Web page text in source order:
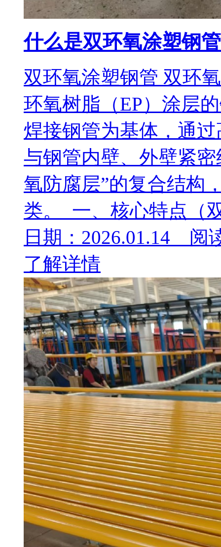
什么是双环氧涂塑钢管
双环氧涂塑钢管 双环
环氧树脂（EP）涂层
焊接钢管为基体，通
与钢管内壁、外壁紧
氧防腐层”的复合结构
类。 一、核心特点（
日期：2026.01.14 阅
了解详情